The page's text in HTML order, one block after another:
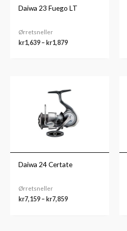
Daiwa 23 Fuego LT
Ørretsneller
kr1,639 – kr1,879
Daiwa 24 Certate
Ørretsneller
kr7,159 – kr7,859
kr7,159
kr7,859